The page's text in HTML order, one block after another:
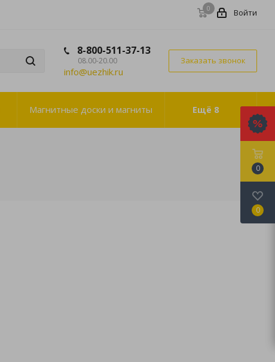
0 Войти
8-800-511-37-13
08.00-20.00
info@uezhik.ru
Заказать звонок
Магнитные доски и магниты Ещё 8
0
0